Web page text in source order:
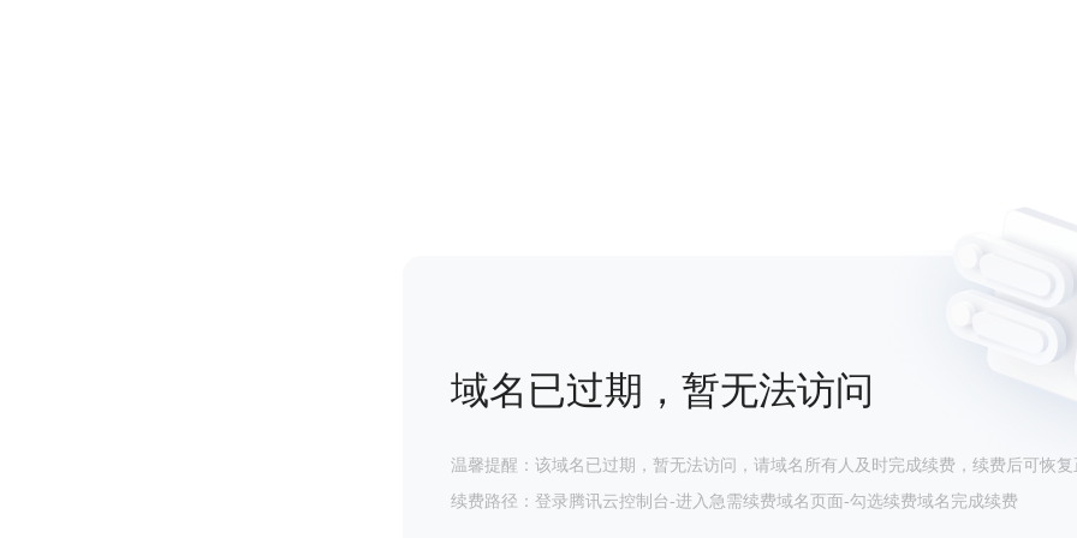
域名已过期，暂无法访问
温馨提醒：该域名已过期，暂无法访问，请域名所有人及时完成续费，续费后可恢复
续费路径：登录腾讯云控制台-进入急需续费域名页面-勾选续费域名完成续费